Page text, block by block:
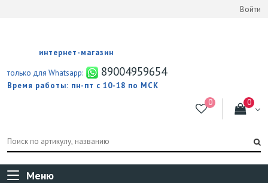
Войти
интернет-магазин
только для Whatsapp:
89004959654
Время работы: пн-пт с 10-18 по МСК
Меню